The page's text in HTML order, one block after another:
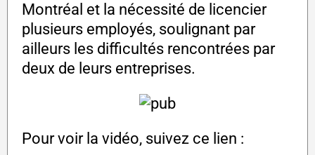
Montréal et la nécessité de licencier
plusieurs employés, soulignant par
ailleurs les difficultés rencontrées par
deux de leurs entreprises.
Pour voir la vidéo, suivez ce lien :